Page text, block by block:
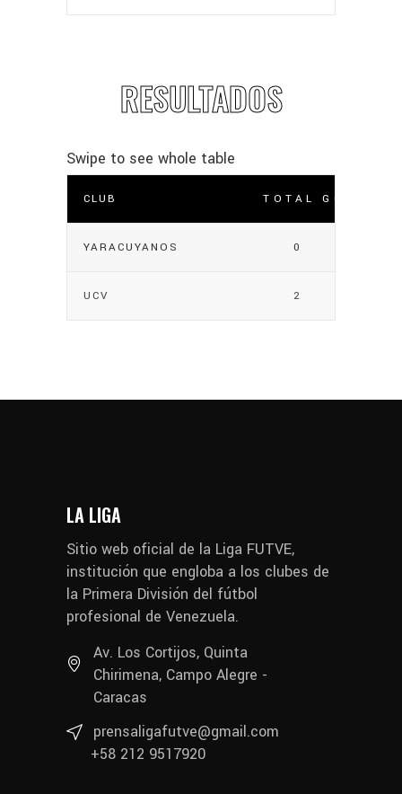
RESULTADOS
CLUB TOTAL GOLES
YARACUYANOS 0
UCV 2
LA LIGA
Sitio web oficial de la Liga FUTVE,
institución que engloba a los clubes de
la Primera División del fútbol
profesional de Venezuela.
Av. Los Cortijos, Quinta
Chirimena, Campo Alegre -
Caracas
prensaligafutve@gmail.com
+58 212 9517920